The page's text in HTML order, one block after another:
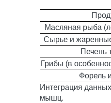
Масляная рыба
Сырье и
Печень
Грибы (в
Форель
Интеграция
мышц.